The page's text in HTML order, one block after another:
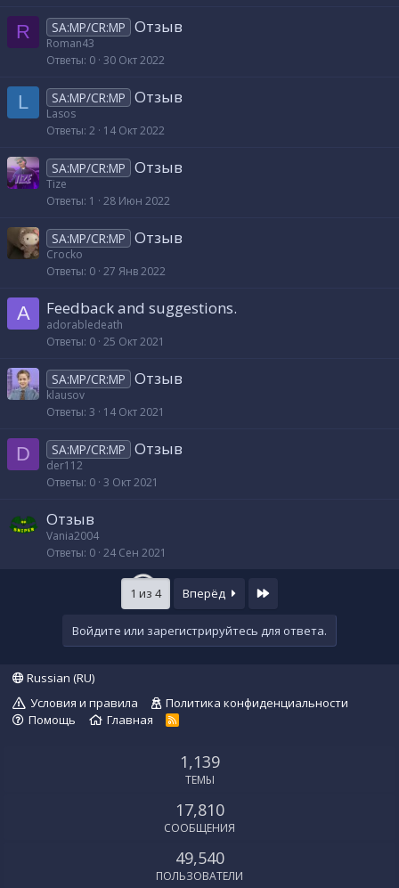
R SA:MP/CR:MP Отзыв
Roman43
Ответы 0 30 Окт 2022
L SA:MP/CR:MP Отзыв
Lasos
Ответы 2 14 Окт 2022
SA:MP/CR:MP Отзыв
Tize
Ответы 1 28 Июн 2022
SA:MP/CR:MP Отзыв
Crocko
Ответы 0 27 Янв 2022
A Feedback and suggestions.
adorabledeath
Ответы 0 25 Окт 2021
SA:MP/CR:MP Отзыв
klausov
Ответы 3 14 Окт 2021
D SA:MP/CR:MP Отзыв
der112
Ответы 0 3 Окт 2021
Отзыв
Vania2004
Ответы 0 24 Сен 2021
1 из 4 Вперёд Last
Войдите или зарегистрируйтесь для ответа.
Russian (RU)
Условия и правила
Политика конфиденциальности
Помощь
Главная
R
1,139
ТЕМЫ
17,810
СООБЩЕНИЯ
49,540
ПОЛЬЗОВАТЕЛИ